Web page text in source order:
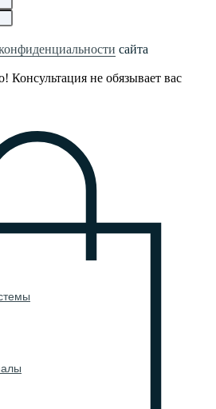
сайта
Консультация не обязывает вас